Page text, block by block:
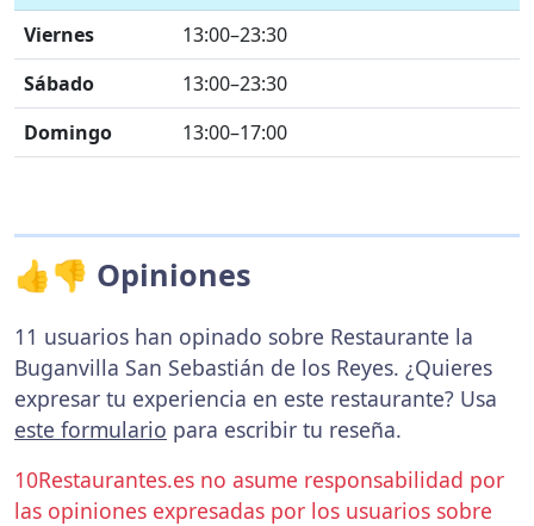
Viernes
13:00–23:30
Sábado
13:00–23:30
Domingo
13:00–17:00
👍👎 Opiniones
11 usuarios han opinado sobre Restaurante la
Buganvilla San Sebastián de los Reyes. ¿Quieres
expresar tu experiencia en este restaurante? Usa
este formulario para escribir tu reseña.
10Restaurantes.es no asume responsabilidad por
las opiniones expresadas por los usuarios sobre